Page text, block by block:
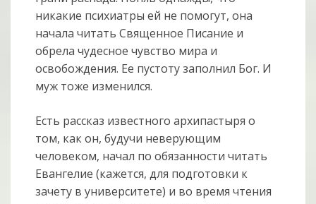
никакие психиатры ей не помогут, она
начала читать Священное Писание и
обрела чудесное чувство мира и
освобождения. Ее пустоту заполнил Бог. И
муж тоже изменился.
Есть рассказ известного архипастыря о
том, как он, будучи неверующим
человеком, начал по обязанности читать
Евангелие (кажется, для подготовки к
зачету в университете) и во время чтения